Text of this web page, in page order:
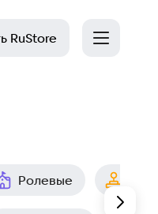
RuStore
Ролевые